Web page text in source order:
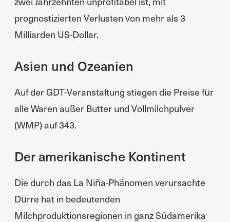
prognostizierten Verlusten von mehr als 3
Milliarden US-Dollar.
Asien und Ozeanien
Auf der GDT-Veranstaltung stiegen die Preise für
alle Waren außer Butter und Vollmilchpulver
(WMP) auf 343.
Der amerikanische Kontinent
Die durch das La Niña-Phänomen verursachte
Dürre hat in bedeutenden
Milchproduktionsregionen in ganz Südamerika